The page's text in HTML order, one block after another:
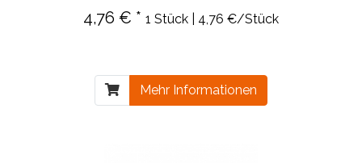
4,76 € * 1 Stück | 4,76 €/Stück
Mehr Informationen